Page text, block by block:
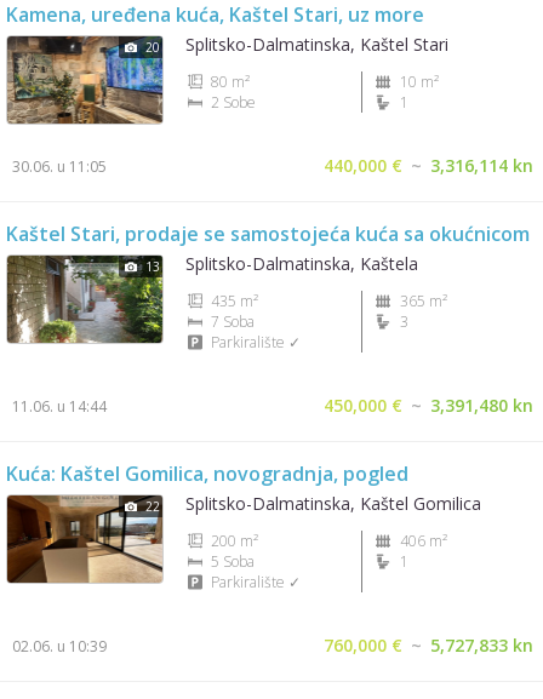
Kamena, uređena kuća, Kaštel Stari, uz more
20 Splitsko-Dalmatinska, Kaštel Stari
80 m²
10 m²
2 Sobe
1
440,000 € ~ 3,316,114 kn
30.06. u 11:05
Kaštel Stari, prodaje se samostojeća kuća sa okućnicom
13 Splitsko-Dalmatinska, Kaštela
435 m²
365 m²
7 Soba
3
Parkiralište ✓
450,000 € ~ 3,391,480 kn
11.06. u 14:44
Kuća: Kaštel Gomilica, novogradnja, pogled
22 Splitsko-Dalmatinska, Kaštel Gomilica
200 m²
406 m²
5 Soba
1
Parkiralište ✓
760,000 € ~ 5,727,833 kn
02.06. u 10:39